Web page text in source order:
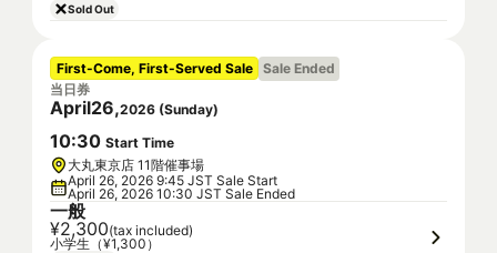
Sold Out
First-Come, First-Served Sale Sale Ended
当日券
April26,2026 (Sunday)
10:30 Start Time
大丸東京店 11階催事場
April 26, 2026 9:45 JST Sale Start
April 26, 2026 10:30 JST Sale Ended
一般
¥2,300(tax included)
小学生（¥1,300）